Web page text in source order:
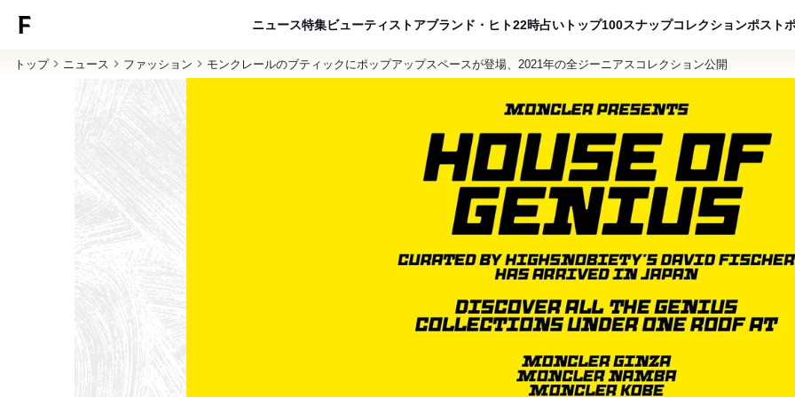
ニュース特集ビューティ ストアブランド・ヒト22時占い トップ100スナップコレクションポスト
トップ ニュース ファッション モンクレールのブティックにポップアップスペースが登場、2021年の全ジーニアスコレクション公開